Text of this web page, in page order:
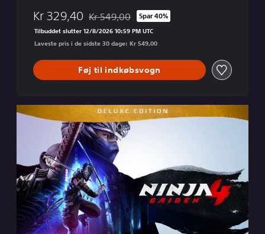
Kr 329,40 Nedsat fra den normale pris på Kr 549,00
Kr 549,00 Spar 40%
Tilbuddet slutter 12/8/2026 10:59 PM UTC
Laveste pris i de sidste 30 dage: Kr 549,00
Føj til indkøbsvogn
D
e
E
d
t
i